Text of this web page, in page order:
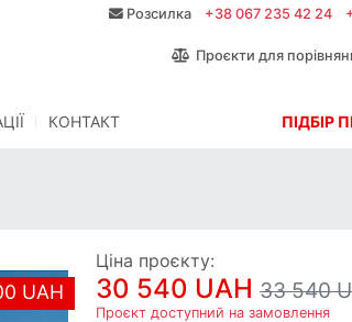
Розсилка +38 067 235 42 24
Проєкти для
КОНТАКТ ПІДБІР
UAH
Ціна проєкту:
30 540 UAH 33 540
Проєкт доступний на замовлення